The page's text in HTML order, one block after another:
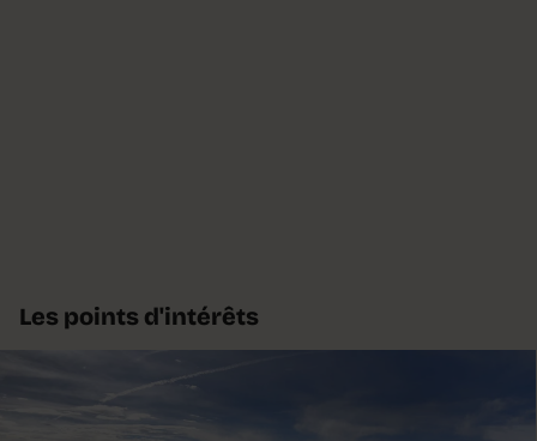
Les points d'intérêts